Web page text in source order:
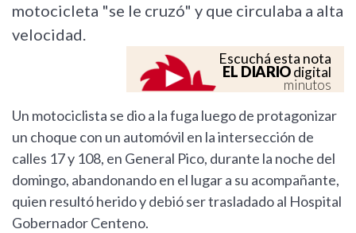
motocicleta "se le cruzó" y que circulaba a alta
velocidad.
Escuchá esta nota
EL DIARIOdigital
minutos
Un motociclista se dio a la fuga luego de protagonizar
un choque con un automóvil en la intersección de
calles 17 y 108, en General Pico, durante la noche del
domingo, abandonando en el lugar a su acompañante,
quien resultó herido y debió ser trasladado al Hospital
Gobernador Centeno.